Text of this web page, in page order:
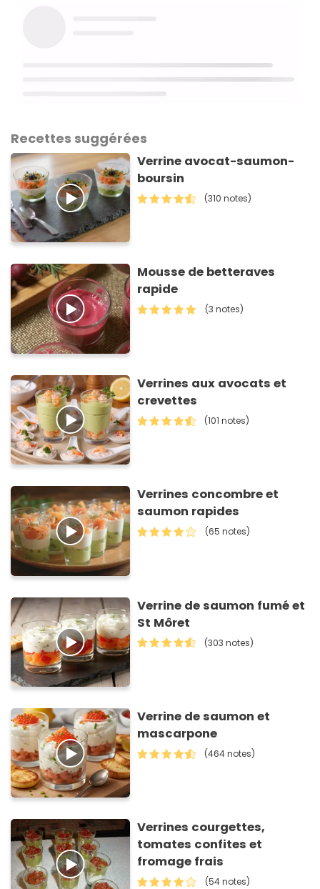
Recettes suggérées
Verrine avocat-saumon-
boursin
(310 notes)
Mousse de betteraves
rapide
(3 notes)
Verrines aux avocats et
crevettes
(101 notes)
Verrines concombre et
saumon rapides
(65 notes)
Verrine de saumon fumé et
St Môret
(303 notes)
Verrine de saumon et
mascarpone
(464 notes)
Verrines courgettes,
tomates confites et
fromage frais
(54 notes)